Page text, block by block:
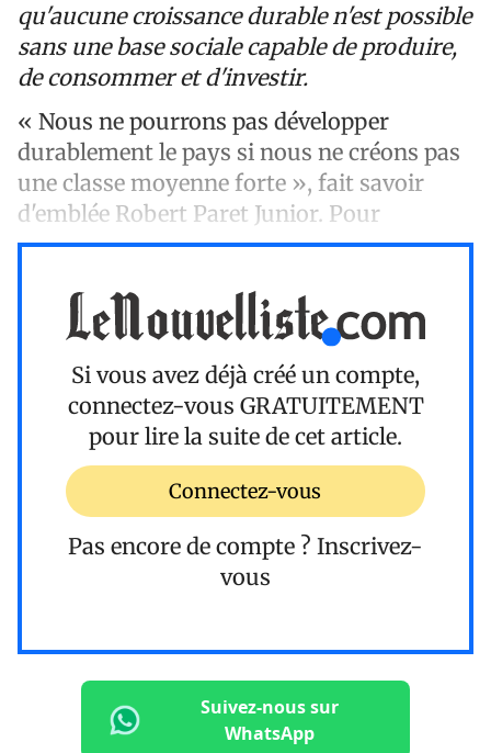
qu'aucune croissance durable n'est possible
sans une base sociale capable de produire,
de consommer et d'investir.
« Nous ne pourrons pas développer
durablement le pays si nous ne créons pas
une classe moyenne forte », fait savoir
d'emblée Robert Paret Junior. Pour
Si vous avez déjà créé un compte,
connectez-vous GRATUITEMENT
pour lire la suite de cet article.
Connectez-vous
Pas encore de compte ? Inscrivez-
vous
Suivez-nous sur
WhatsApp